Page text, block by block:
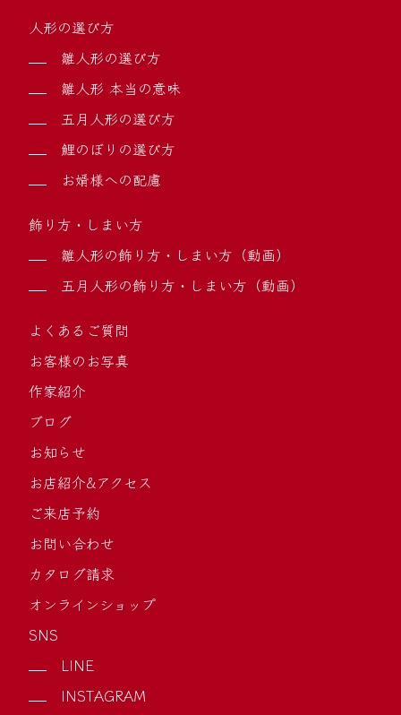
人形の選び方
雛人形の選び方
雛人形 本当の意味
五月人形の選び方
鯉のぼりの選び方
お婿様への配慮
飾り方・しまい方
雛人形の飾り方・しまい方（動画）
五月人形の飾り方・しまい方（動画）
よくあるご質問
お客様のお写真
作家紹介
ブログ
お知らせ
お店紹介&アクセス
ご来店予約
お問い合わせ
カタログ請求
オンラインショップ
SNS
LINE
INSTAGRAM